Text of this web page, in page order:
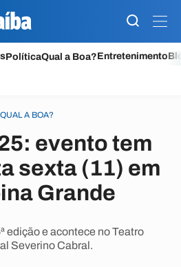
PolíticaQual a Boa?Entretenimento
QUAL A BOA?
evento tem
sexta (11) em
Grande
edição e acontece no Teatro
Severino Cabral.